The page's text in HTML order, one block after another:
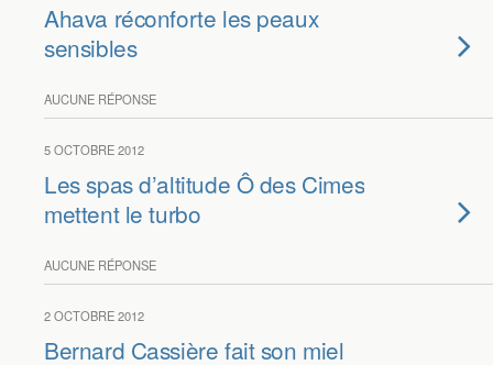
Ahava réconforte les peaux
sensibles
AUCUNE RÉPONSE
5 OCTOBRE 2012
Les spas d’altitude Ô des Cimes
mettent le turbo
AUCUNE RÉPONSE
2 OCTOBRE 2012
Bernard Cassière fait son miel